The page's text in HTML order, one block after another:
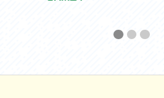
First slide
Current Slide
Second